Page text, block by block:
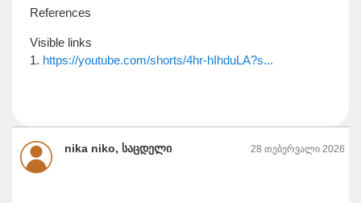
References
Visible links
1. https://youtube.com/shorts/4hr-hIhduLA?s...
nika niko, საცდელი 28 თებერვალი 2026